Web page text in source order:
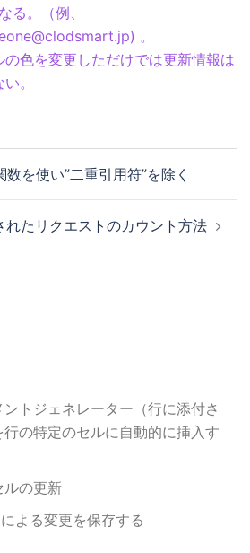
る。（例、
。
の色を変更しただけでは更新情報は
。
を使い”二重引用符”を除く
れたリクエストのカウント方法
トジェネレーター（行に添付さ
の特定のセルに自動的に挿入す
ルの更新
よる変更を保存する